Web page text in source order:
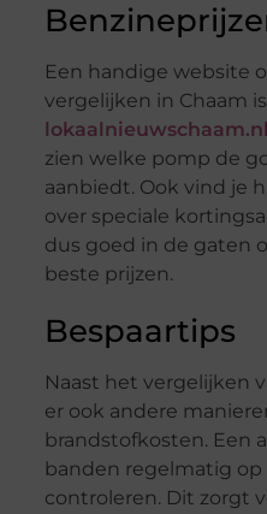
Een handige website
vergelijken in Chaam is
lokaalnieuwschaam.nl
zien welke pomp de
aanbiedt. Ook vind je
over speciale
dus goed in de gaten
beste prijzen.
Bespaartips
Naast het vergelijken
er ook andere
brandstofkosten. Een
banden regelmatig
controleren. Dit zorgt